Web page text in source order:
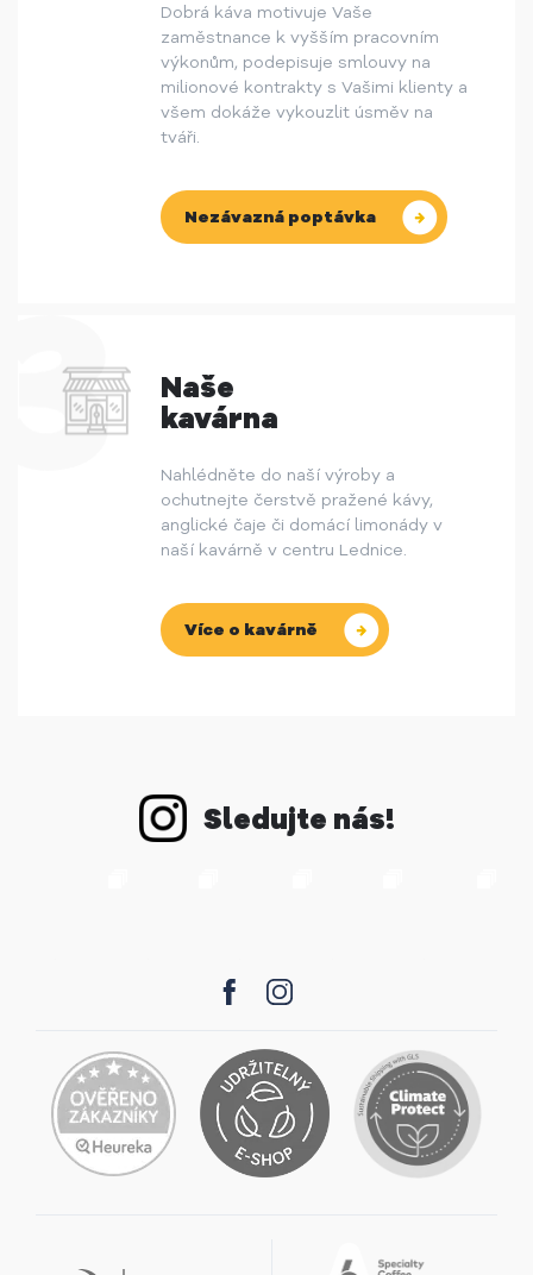
Dobrá káva motivuje Vaše
zaměstnance k vyšším pracovním
výkonům, podepisuje smlouvy na
milionové kontrakty s Vašimi klienty a
všem dokáže vykouzlit úsměv na
tváři.
Nezávazná poptávka
Naše
kavárna
Nahlédněte do naší výroby a
ochutnejte čerstvě pražené kávy,
anglické čaje či domácí limonády v
naší kavárně v centru Lednice.
Více o kavárně
Sledujte nás!